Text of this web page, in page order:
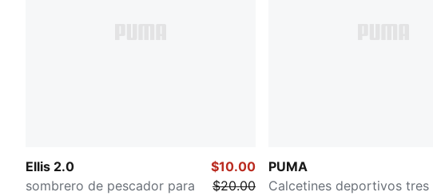
Ellis 2.0
sombrero de pescador para
$10.00
$20.00
PUMA
Calcetines deportivos tres